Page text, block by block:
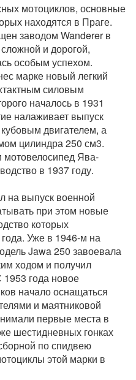
мотоциклов, основные
находятся в Праге.
заводом Wanderer в
и дорогой,
особым успехом.
марке новый легкий
силовым
началось в 1931
налаживает выпуск
двигателем, а
цилиндра 250 см3.
мотовелосипед Ява-
в 1937 году.
на выпуск военной
при этом новые
которых
Уже в 1946-м на
Jawa 250 завоевала
ходом и получил
года новое
начало оснащаться
и маятниковой
первые места в
шестидневных гонках
по спидвею
этой марки в